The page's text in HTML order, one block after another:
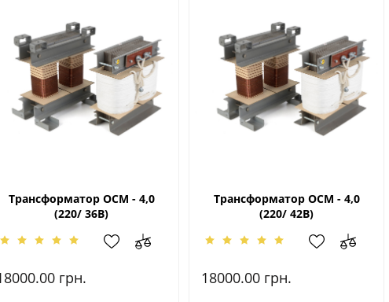
Трансформатор ОСМ - 4,0
(220/ 36В)
грн.
Трансформатор ОСМ - 4,0
(220/ 42В)
18000.00 грн.